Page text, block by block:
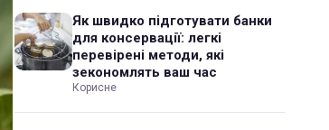
Як швидко підготувати банки
для консервації: легкі
перевірені методи, які
зекономлять ваш час
Корисне